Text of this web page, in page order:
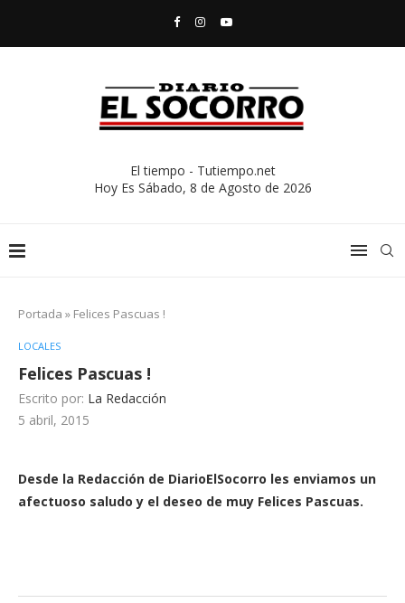
El tiempo - Tutiempo.net
Hoy Es Sábado, 8 de Agosto de 2026
Portada » Felices Pascuas !
LOCALES
Felices Pascuas !
Escrito por: La Redacción
5 abril, 2015
Desde la Redacción de DiarioElSocorro les enviamos un
afectuoso saludo y el deseo de muy Felices Pascuas.